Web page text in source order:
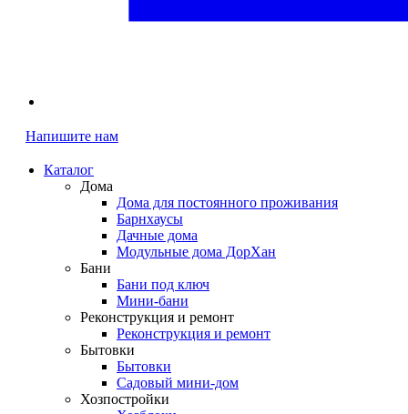
Напишите нам
Каталог
Дома
Дома для постоянного проживания
Барнхаусы
Дачные дома
Модульные дома ДорХан
Бани
Бани под ключ
Мини-бани
Реконструкция и ремонт
Реконструкция и ремонт
Бытовки
Бытовки
Садовый мини-дом
Хозпостройки